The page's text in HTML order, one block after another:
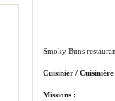
Smoky Buns
Cuisinier /
Missions :